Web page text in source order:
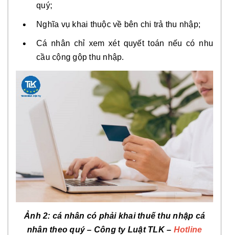
quý;
Nghĩa vụ khai thuộc về bên chi trả thu nhập;
Cá nhân chỉ xem xét quyết toán nếu có nhu
cầu cộng gộp thu nhập.
Ảnh 2: cá nhân có phải khai thuế thu nhập cá
nhân theo quý – Công ty Luật TLK – Hotline